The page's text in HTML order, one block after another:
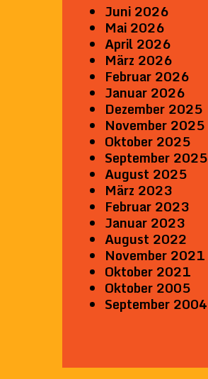
Juni 2026
Mai 2026
April 2026
März 2026
Februar 2026
Januar 2026
Dezember 2025
November 2025
Oktober 2025
September 2025
August 2025
März 2023
Februar 2023
Januar 2023
August 2022
November 2021
Oktober 2021
Oktober 2005
September 2004